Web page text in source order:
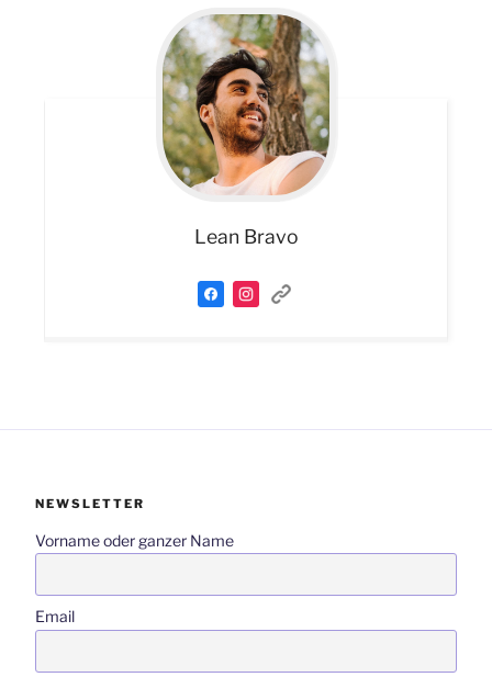
Lean Bravo
NEWSLETTER
Vorname oder ganzer Name
Email